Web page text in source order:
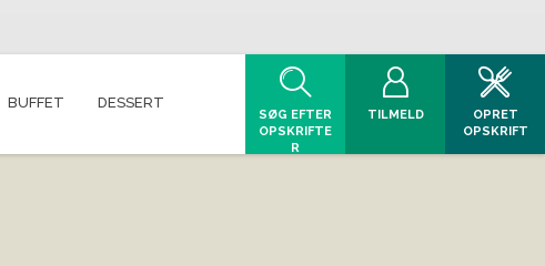
BUFFET DESSERT
SØG EFTER
OPSKRIFTE
R
TILMELD
OPRET
OPSKRIFT